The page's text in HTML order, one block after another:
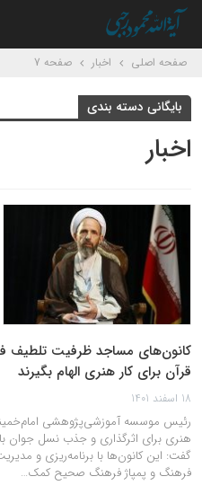
صفحه اصلی اخبار صفحه 7
بایگانی دسته بندی
اخبار
کانون‌های مساجد ظرفیت تلطیف
قرآن برای کار هنری الهام بگیرند
18 اسفند 1401
رئیس موسسه آموزشی‌پژوهشی
هنری برای اثرگذاری و جذب نسل جوان
گفت: این کانون‌ها با برنامه‌ریزی و
فرهنگ و پمپاژ فرهنگ صحیح کمک…